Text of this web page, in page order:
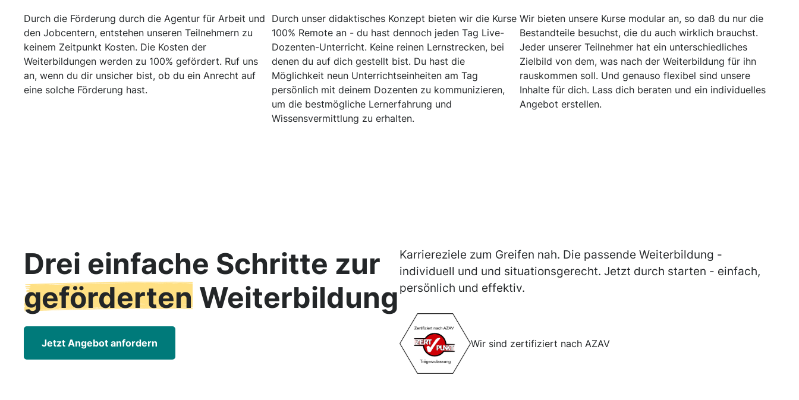
Durch die Förderung durch die Agentur für Arbeit und
den Jobcentern, entstehen unseren Teilnehmern zu
keinem Zeitpunkt Kosten. Die Kosten der
Weiterbildungen werden zu 100% gefördert. Ruf uns
an, wenn du dir unsicher bist, ob du ein Anrecht auf
eine solche Förderung hast.
Durch unser didaktisches Konzept bieten wir die Kurse
100% Remote an - du hast dennoch jeden Tag Live-
Dozenten-Unterricht. Keine reinen Lernstrecken, bei
denen du auf dich gestellt bist. Du hast die
Möglichkeit neun Unterrichtseinheiten am Tag
persönlich mit deinem Dozenten zu kommunizieren,
um die bestmögliche Lernerfahrung und
Wissensvermittlung zu erhalten.
Wir bieten unsere Kurse modular an, so daß du nur die
Bestandteile besuchst, die du auch wirklich brauchst.
Jeder unserer Teilnehmer hat ein unterschiedliches
Zielbild von dem, was nach der Weiterbildung für ihn
rauskommen soll. Und genauso flexibel sind unsere
Inhalte für dich. Lass dich beraten und ein individuelles
Angebot erstellen.
Drei einfache Schritte zur
geförderten Weiterbildung
Jetzt Angebot anfordern
Karriereziele zum Greifen nah. Die passende Weiterbildung -
individuell und und situationsgerecht. Jetzt durch starten - einfach,
persönlich und effektiv.
Wir sind zertifiziert nach AZAV